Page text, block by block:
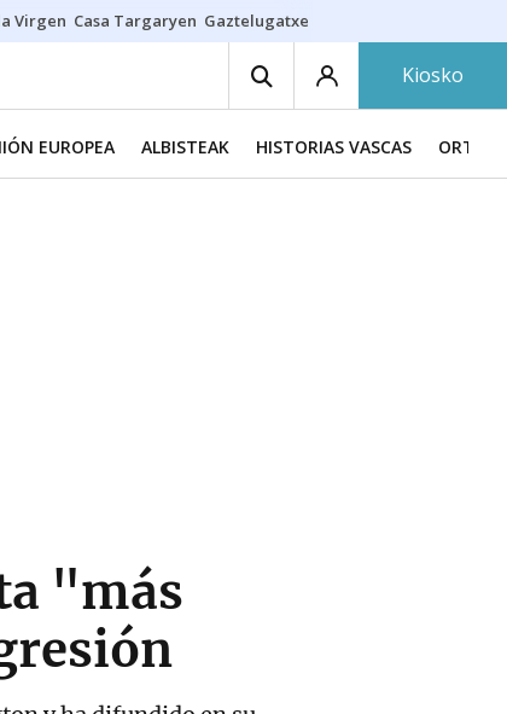
Virgen Casa Targaryen Gaztelugatxe
Kiosko
EUROPEA ALBISTEAK HISTORIAS VASCAS
"más